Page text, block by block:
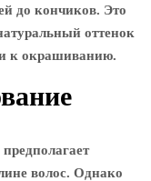
до кончиков. Это
оттенок
к окрашиванию.
волос. Однако